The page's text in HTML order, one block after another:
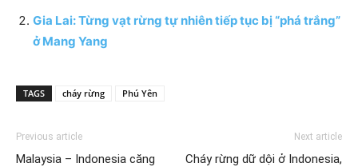
Gia Lai: Từng vạt rừng tự nhiên tiếp tục bị “phá trắng”
ở Mang Yang
TAGS cháy rừng Phú Yên
Previous article
Malaysia – Indonesia căng
Next article
Cháy rừng dữ dội ở Indonesia,